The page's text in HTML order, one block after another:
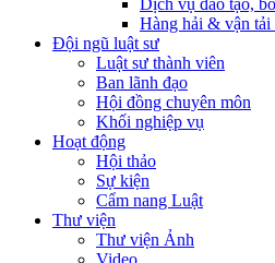
Dịch vụ đào tạo,
Hàng hải & vận tải
Đội ngũ luật sư
Luật sư thành viên
Ban lãnh đạo
Hội đồng chuyên môn
Khối nghiệp vụ
Hoạt động
Hội thảo
Sự kiện
Cẩm nang Luật
Thư viện
Thư viện Ảnh
Video